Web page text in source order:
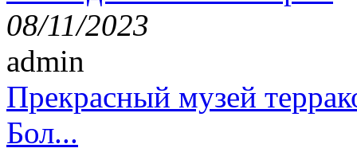
08/11/2023
admin
Прекрасный музей
Бол...